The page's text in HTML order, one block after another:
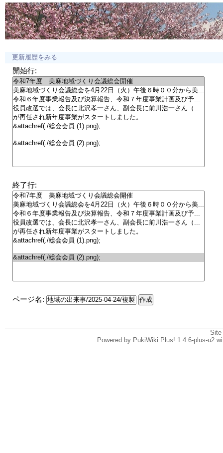
更新履歴をみる
開始行:
終了行:
ページ名:
Powered by PukiWiki Plus! 1.4.6-plus-u2